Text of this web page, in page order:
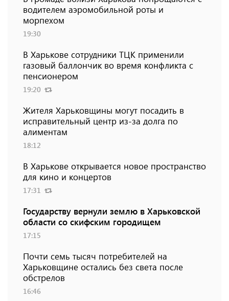
водителем аэромобильной роты и
морпехом
19:30
В Харькове сотрудники ТЦК применили
газовый баллончик во время конфликта с
пенсионером
19:20
Жителя Харьковщины могут посадить в
исправительный центр из-за долга по
алиментам
18:12
В Харькове открывается новое пространство
для кино и концертов
17:31
Государству вернули землю в Харьковской
области со скифским городищем
17:15
Почти семь тысяч потребителей на
Харьковщине остались без света после
обстрелов
16:46